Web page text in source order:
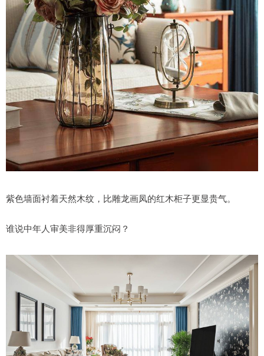
紫色墙面衬着天然木纹，比雕龙画凤的红木柜子更显贵气。
谁说中年人审美非得厚重沉闷？